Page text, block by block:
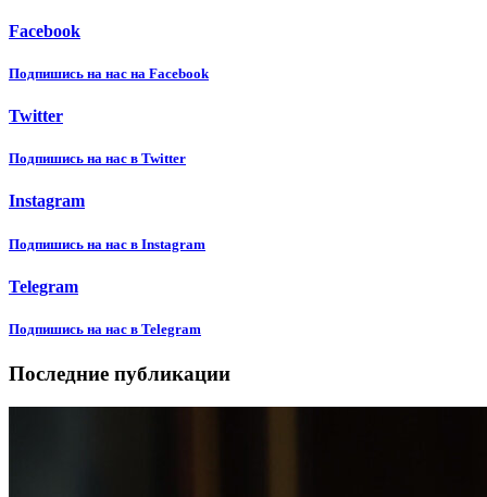
Facebook
Подпишиcь на нас на Facebook
Twitter
Подпишиcь на нас в Twitter
Instagram
Подпишиcь на нас в Instagram
Telegram
Подпишиcь на нас в Telegram
Последние публикации